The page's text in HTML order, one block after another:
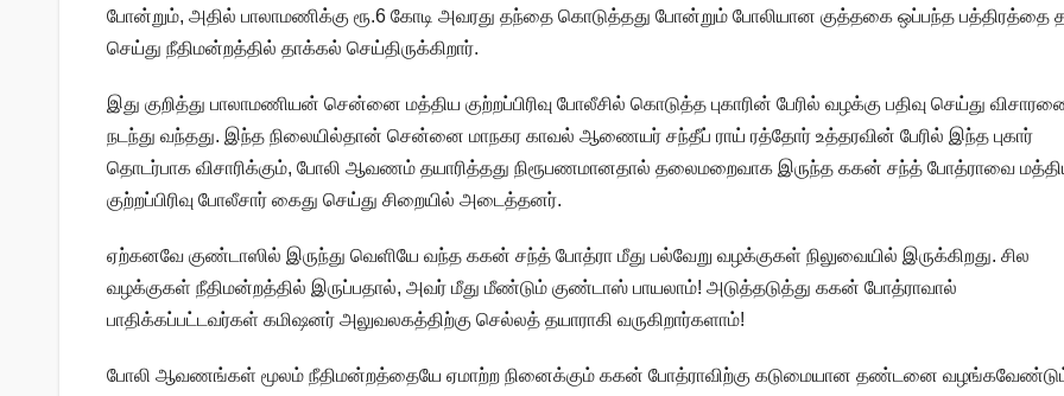
போன்றும், அதில் பாலாமணிக்கு ரூ.6 கோடி அவரது தந்தை கொடுத்தது போன்றும் போலியான குத்தகை ஒப்பந்த பத்திரத்தை
செய்து நீதிமன்றத்தில் தாக்கல் செய்திருக்கிறார்.
இது குறித்து பாலாமணியன் சென்னை மத்திய குற்றப்பிரிவு போலீசில் கொடுத்த புகாரின் பேரில் வழக்கு பதிவு செய்து
நடந்து வந்தது. இந்த நிலையில்தான் சென்னை மாநகர காவல் ஆணையர் சந்தீப் ராய் ரத்தோர் உத்தரவின் பேரில் இந்த புகார்
தொடர்பாக விசாரிக்கும், போலி ஆவணம் தயாரித்தது நிரூபணமானதால் தலைமறைவாக இருந்த ககன் சந்த் போத்ராவை
குற்றப்பிரிவு போலீசார் கைது செய்து சிறையில் அடைத்தனர்.
ஏற்கனவே குண்டாஸில் இருந்து வெளியே வந்த ககன் சந்த் போத்ரா மீது பல்வேறு வழக்குகள் நிலுவையில் இருக்கிறது. சில
வழக்குகள் நீதிமன்றத்தில் இருப்பதால், அவர் மீது மீண்டும் குண்டாஸ் பாயலாம்! அடுத்தடுத்து ககன் போத்ராவால்
பாதிக்கப்பட்டவர்கள் கமிஷனர் அலுவலகத்திற்கு செல்லத் தயாராகி வருகிறார்களாம்!
போலி ஆவணங்கள் மூலம் நீதிமன்றத்தையே ஏமாற்ற நினைக்கும் ககன் போத்ராவிற்கு கடுமையான தண்டனை